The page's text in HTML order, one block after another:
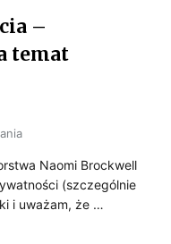
–
temat
Naomi Brockwell
(szczególnie
i uważam, że …